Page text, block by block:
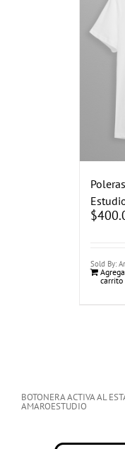
$
Sold By:
carrito
BOTONERA ACTIVA AL
AMAROESTUDIO